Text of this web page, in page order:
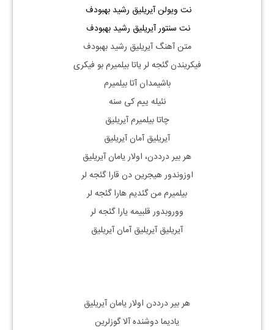
نت ویولن آیریلیق رشید بهبودف
نت سنتور آیریلیق رشید بهبودف
متن آهنگ آیریلیق رشید بهبودف
فیکریندن گئجه‌ لر یاتا بیلمیرم بو فیکری
باشیمدان آتا بیلمیرم
نئیله‌ ییم کی سنه
چاتا بیلمیرم آیریلیق
آیریلیق آمان آیریلیق
هر بیر درد‌دن، اولار یامان آیریلیق
اوزوندور هیجرین‌ دن قارا گئجه‌ لر
بیلمیرم من گئدیم هارا گئجه‌ لر
ووروبدور قلبیمه یارا گئجه‌ لر
آیریلیق آیریلیق آمان آیریلیق
هر بیر درد‌دن اولار یامان آیریلیق
یادیما دوشنده آلا گوزلرین